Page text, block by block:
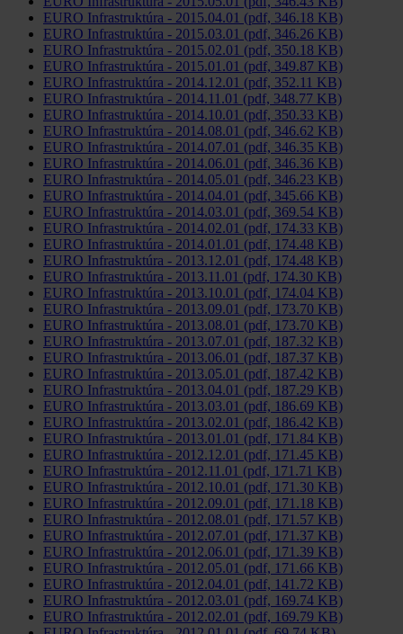
EURO Infrastruktúra - 2015.04.01 (pdf, 346.18 KB)
EURO Infrastruktúra - 2015.03.01 (pdf, 346.26 KB)
EURO Infrastruktúra - 2015.02.01 (pdf, 350.18 KB)
EURO Infrastruktúra - 2015.01.01 (pdf, 349.87 KB)
EURO Infrastruktúra - 2014.12.01 (pdf, 352.11 KB)
EURO Infrastruktúra - 2014.11.01 (pdf, 348.77 KB)
EURO Infrastruktúra - 2014.10.01 (pdf, 350.33 KB)
EURO Infrastruktúra - 2014.08.01 (pdf, 346.62 KB)
EURO Infrastruktúra - 2014.07.01 (pdf, 346.35 KB)
EURO Infrastruktúra - 2014.06.01 (pdf, 346.36 KB)
EURO Infrastruktúra - 2014.05.01 (pdf, 346.23 KB)
EURO Infrastruktúra - 2014.04.01 (pdf, 345.66 KB)
EURO Infrastruktúra - 2014.03.01 (pdf, 369.54 KB)
EURO Infrastruktúra - 2014.02.01 (pdf, 174.33 KB)
EURO Infrastruktúra - 2014.01.01 (pdf, 174.48 KB)
EURO Infrastruktúra - 2013.12.01 (pdf, 174.48 KB)
EURO Infrastruktúra - 2013.11.01 (pdf, 174.30 KB)
EURO Infrastruktúra - 2013.10.01 (pdf, 174.04 KB)
EURO Infrastruktúra - 2013.09.01 (pdf, 173.70 KB)
EURO Infrastruktúra - 2013.08.01 (pdf, 173.70 KB)
EURO Infrastruktúra - 2013.07.01 (pdf, 187.32 KB)
EURO Infrastruktúra - 2013.06.01 (pdf, 187.37 KB)
EURO Infrastruktúra - 2013.05.01 (pdf, 187.42 KB)
EURO Infrastruktúra - 2013.04.01 (pdf, 187.29 KB)
EURO Infrastruktúra - 2013.03.01 (pdf, 186.69 KB)
EURO Infrastruktúra - 2013.02.01 (pdf, 186.42 KB)
EURO Infrastruktúra - 2013.01.01 (pdf, 171.84 KB)
EURO Infrastruktúra - 2012.12.01 (pdf, 171.45 KB)
EURO Infrastruktúra - 2012.11.01 (pdf, 171.71 KB)
EURO Infrastruktúra - 2012.10.01 (pdf, 171.30 KB)
EURO Infrastruktúra - 2012.09.01 (pdf, 171.18 KB)
EURO Infrastruktúra - 2012.08.01 (pdf, 171.57 KB)
EURO Infrastruktúra - 2012.07.01 (pdf, 171.37 KB)
EURO Infrastruktúra - 2012.06.01 (pdf, 171.39 KB)
EURO Infrastruktúra - 2012.05.01 (pdf, 171.66 KB)
EURO Infrastruktúra - 2012.04.01 (pdf, 141.72 KB)
EURO Infrastruktúra - 2012.03.01 (pdf, 169.74 KB)
EURO Infrastruktúra - 2012.02.01 (pdf, 169.79 KB)